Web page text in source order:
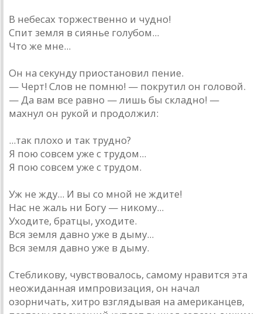
В небесах торжественно и чудно!
Спит земля в сиянье голубом...
Что же мне...
Он на секунду приостановил пение.
— Черт! Слов не помню! — покрутил он головой.
— Да вам все равно — лишь бы складно! —
махнул он рукой и продолжил:
...так плохо и так трудно?
Я пою совсем уже с трудом...
Я пою совсем уже с трудом.
Уж не жду... И вы со мной не ждите!
Нас не жаль ни Богу — никому...
Уходите, братцы, уходите.
Вся земля давно уже в дыму...
Вся земля давно уже в дыму.
Стебликову, чувствовалось, самому нравится эта
неожиданная импровизация, он начал
озорничать, хитро взглядывая на американцев,